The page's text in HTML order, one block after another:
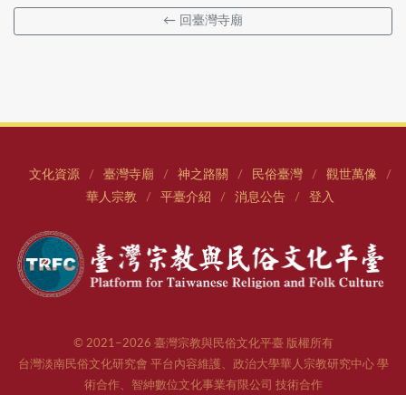
← 回臺灣寺廟
文化資源 / 臺灣寺廟 / 神之路關 / 民俗臺灣 / 觀世萬像 /
華人宗教 / 平臺介紹 / 消息公告 / 登入
© 2021–2026 臺灣宗教與民俗文化平臺 版權所有
台灣淡南民俗文化研究會 平台內容維護、政治大學華人宗教研究中心 學
術合作、智紳數位文化事業有限公司 技術合作